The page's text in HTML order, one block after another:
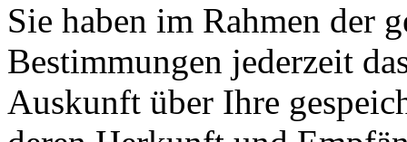
Sie haben im Rahmen der
Bestimmungen jederzeit
Auskunft über Ihre